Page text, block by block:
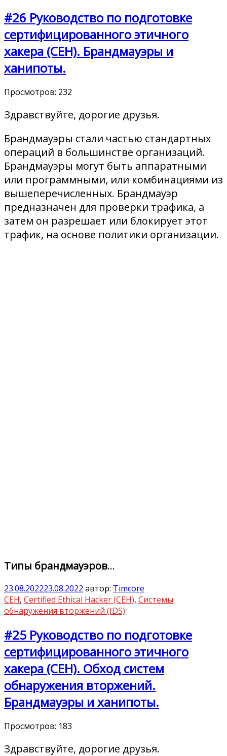
#26 Руководство по подготовке
сертифицированного этичного
хакера (CEH). Брандмауэры и
ханипоты.
Просмотров: 232
Здравствуйте, дорогие друзья.
Брандмауэры стали частью стандартных
операций в большинстве организаций.
Брандмауэры могут быть аппаратными
или программными, или комбинациями из
вышеперечисленных. Брандмауэр
предназначен для проверки трафика, а
затем он разрешает или блокирует этот
трафик, на основе политики организации.
Типы брандмауэров…
23.08.202223.08.2022 автор: Timcore
CEH, Certified Ethical Hacker (CEH), Системы
обнаружения вторжений (IDS)
#25 Руководство по подготовке
сертифицированного этичного
хакера (CEH). Обход систем
обнаружения вторжений.
Брандмауэры и ханипоты.
Просмотров: 183
Здравствуйте, дорогие друзья.